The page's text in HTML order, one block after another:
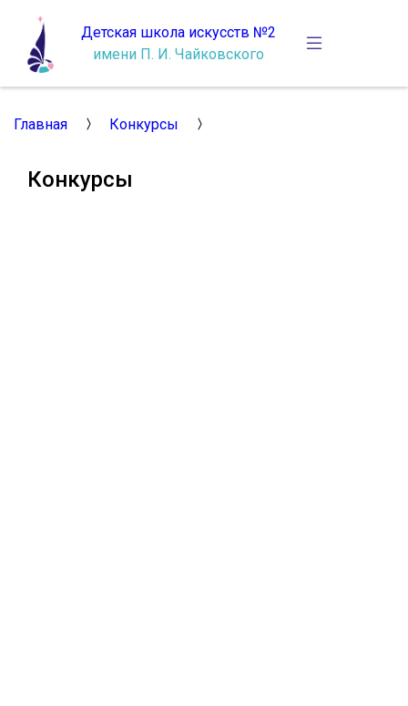
Детская школа искусств №2
имени П. И. Чайковского
Главная Конкурсы
Конкурсы